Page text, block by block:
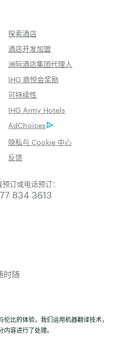
探索酒店
酒店开发加盟
洲际酒店集团代理人
IHG 商悦会奖励
可持续性
IHG Army Hotels
AdChoices
隐私与 Cookie 中心
反馈
订或电话预订：
834 3613
时随
比的体验，我们运用机器翻译技术，
容进行了处理。